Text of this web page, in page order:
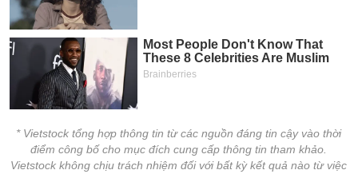
* Vietstock tổng hợp thông tin từ các nguồn đáng tin cậy vào thời
điểm công bố cho mục đích cung cấp thông tin tham khảo.
Vietstock không chịu trách nhiệm đối với bất kỳ kết quả nào từ việc
chính